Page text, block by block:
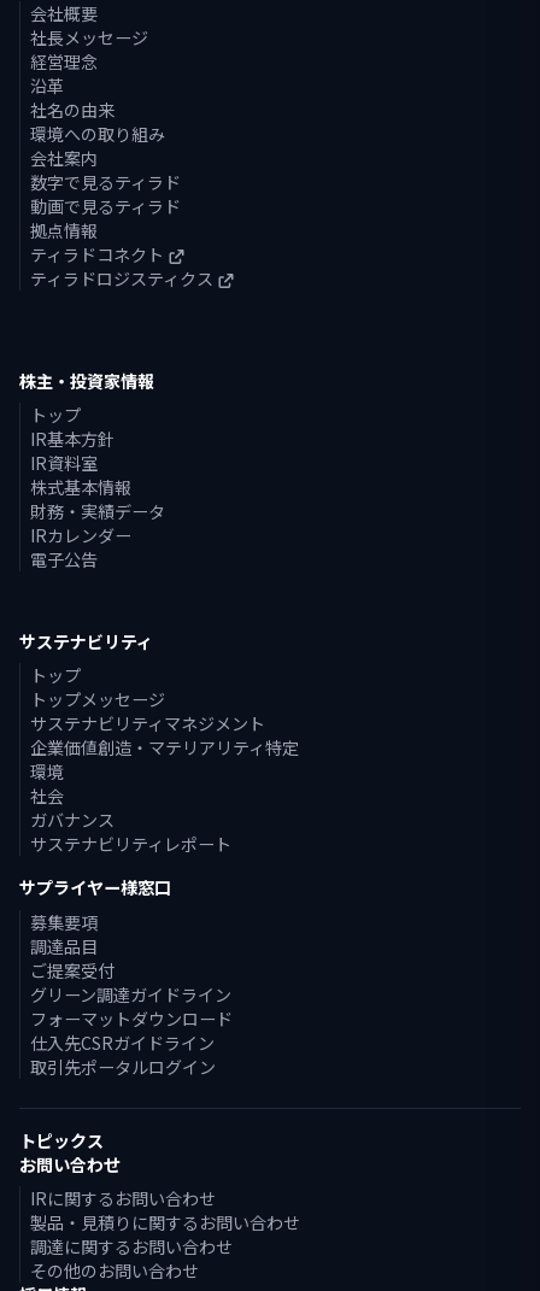
会社概要
社長メッセージ
経営理念
沿革
社名の由来
環境への取り組み
会社案内
数字で見るティラド
動画で見るティラド
拠点情報
ティラドコネクト
ティラドロジスティクス
株主・投資家情報
トップ
IR基本方針
IR資料室
株式基本情報
財務・実績データ
IRカレンダー
電子公告
サステナビリティ
トップ
トップメッセージ
サステナビリティマネジメント
企業価値創造・マテリアリティ特定
環境
社会
ガバナンス
サステナビリティレポート
サプライヤー様窓口
募集要項
調達品目
ご提案受付
グリーン調達ガイドライン
フォーマットダウンロード
仕入先CSRガイドライン
取引先ポータルログイン
トピックス
お問い合わせ
IRに関するお問い合わせ
製品・見積りに関するお問い合わせ
調達に関するお問い合わせ
その他のお問い合わせ